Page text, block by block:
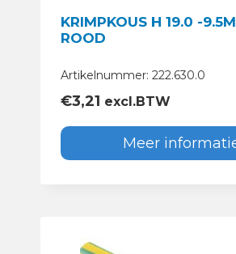
KRIMPKOUS H 19.0 -
ROOD
Artikelnummer: 222.630.0
€3,21 excl.BTW
Meer